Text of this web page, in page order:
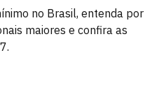
no Brasil, entenda por
maiores e confira as